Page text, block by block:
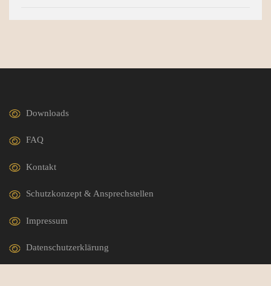
Downloads
FAQ
Kontakt
Schutzkonzept & Ansprechstellen
Impressum
Datenschutzerklärung